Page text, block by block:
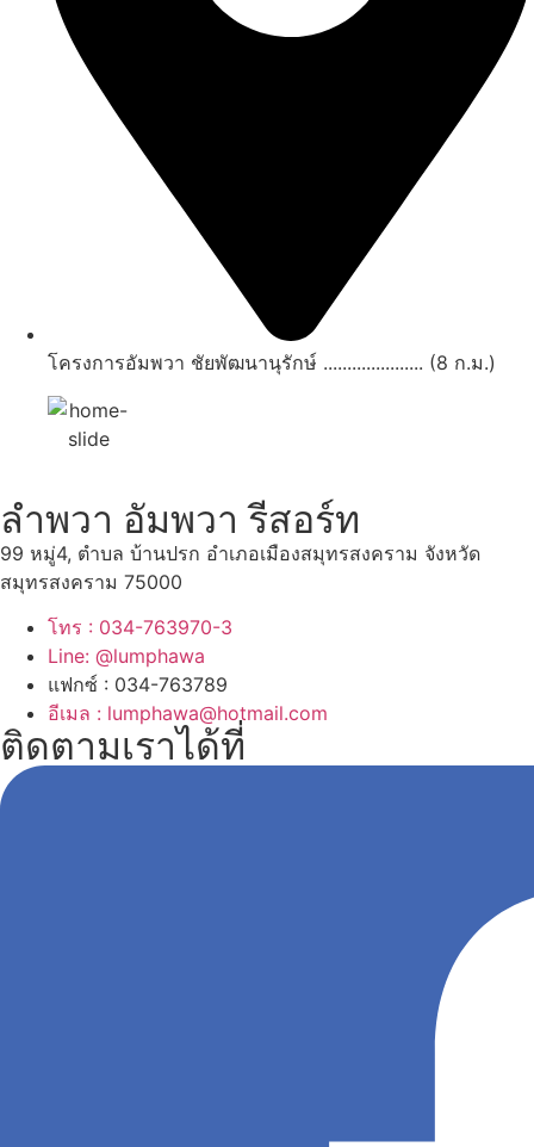
โครงการอัมพวา ชัยพัฒนานุรักษ์ ..................... (8 ก.ม.)
ลำพวา อัมพวา รีสอร์ท
99 หมู่4, ตำบล บ้านปรก อำเภอเมืองสมุทรสงคราม จังหวัด
สมุทรสงคราม 75000
โทร : 034-763970-3
Line: @lumphawa
แฟกซ์ : 034-763789
อีเมล : lumphawa@hotmail.com
ติดตามเราได้ที่